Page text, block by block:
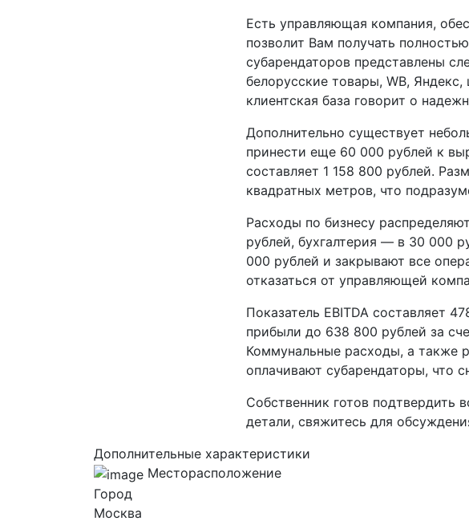
Есть управляющая компания,
позволит Вам получать
субарендаторов представлены
белорусские товары, WB,
клиентская база говорит о
Дополнительно существует
принести еще 60 000 рублей к
составляет 1 158 800 рублей.
квадратных метров, что
Расходы по бизнесу
рублей, бухгалтерия — в 30 000
000 рублей и закрывают все
отказаться от управляющей
Показатель EBITDA составляет
прибыли до 638 800 рублей за
Коммунальные расходы, а также
оплачивают субарендаторы, что
Собственник готов подтвердить
детали, свяжитесь для
Дополнительные характеристики
Месторасположение
Город
Москва